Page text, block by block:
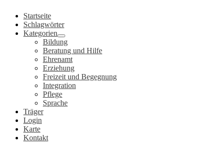
Inhalt
springen
Startseite
Schlagwörter
Kategorien
Bildung
Beratung und Hilfe
Ehrenamt
Erziehung
Freizeit und Begegnung
Integration
Pflege
Sprache
Träger
Login
Karte
Kontakt